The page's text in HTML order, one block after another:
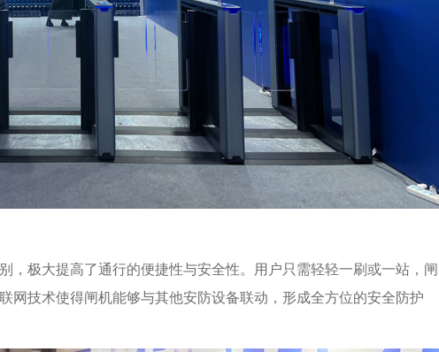
，极大提高了通行的便捷性与安全性。用户只需轻轻一刷或一站，闸
网技术使得闸机能够与其他安防设备联动，形成全方位的安全防护